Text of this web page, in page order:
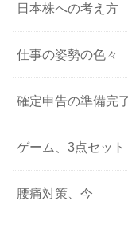
日本株への考え方
仕事の姿勢の色々
確定申告の準備完
ゲーム、3点セット
腰痛対策、今